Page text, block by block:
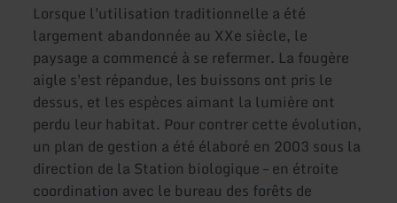
Lorsque l'utilisation traditionnelle a été
largement abandonnée au XXe siècle, le
paysage a commencé à se refermer. La fougère
aigle s'est répandue, les buissons ont pris le
dessus, et les espèces aimant la lumière ont
perdu leur habitat. Pour contrer cette évolution,
un plan de gestion a été élaboré en 2003 sous la
direction de la Station biologique – en étroite
coordination avec le bureau des forêts de